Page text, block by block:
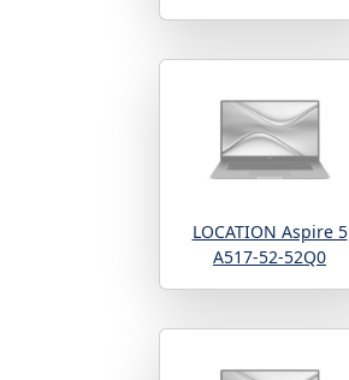
LOCATION Aspire 5
A517-52-52Q0